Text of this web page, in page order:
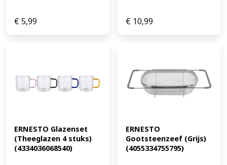
€5,99 € 10,99
ERNESTO Glazenset
(Theeglazen 4 stuks)
(4334036068540)
ERNESTO
Gootsteenzeef (Grijs)
(4055334755795)